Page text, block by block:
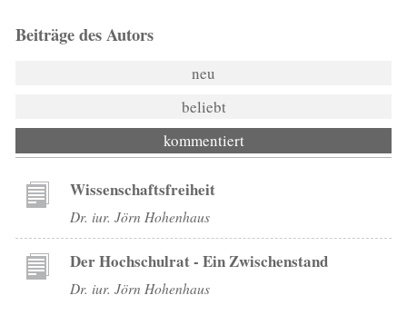
Beiträge des Autors
neu
beliebt
kommentiert
Wissenschaftsfreiheit
Dr. iur. Jörn Hohenhaus
Der Hochschulrat - Ein Zwischenstand
Dr. iur. Jörn Hohenhaus